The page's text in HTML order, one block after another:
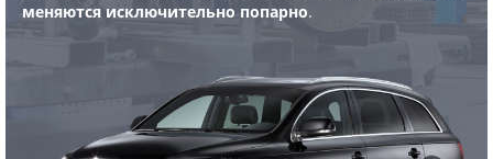
меняются исключительно попарно.